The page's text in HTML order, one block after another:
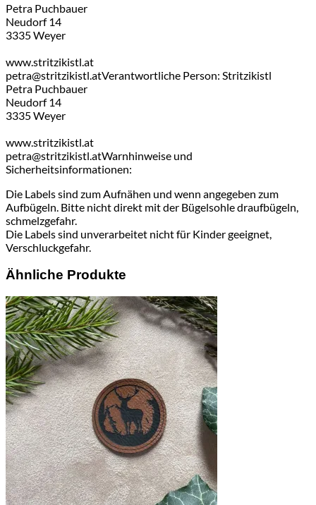
Petra Puchbauer
Neudorf 14
3335 Weyer
www.stritzikistl.at
petra@stritzikistl.atVerantwortliche Person: Stritzikistl
Petra Puchbauer
Neudorf 14
3335 Weyer
www.stritzikistl.at
petra@stritzikistl.atWarnhinweise und
Sicherheitsinformationen:
Die Labels sind zum Aufnähen und wenn angegeben zum
Aufbügeln. Bitte nicht direkt mit der Bügelsohle draufbügeln,
schmelzgefahr.
Die Labels sind unverarbeitet nicht für Kinder geeignet,
Verschluckgefahr.
Ähnliche Produkte